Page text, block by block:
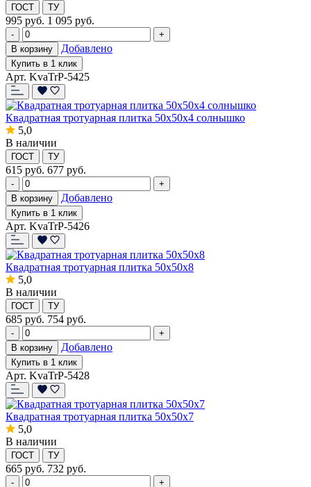
ГОСТ ТУ
995 руб. 1 095 руб.
-
+
В корзину
Добавлено
Купить в 1 клик
Арт. KvaTrP-5425
Квадратная тротуарная плитка 50x50x4 солнышко
5,0
В наличии
ГОСТ ТУ
615 руб. 677 руб.
-
+
В корзину
Добавлено
Купить в 1 клик
Арт. KvaTrP-5426
Квадратная тротуарная плитка 50х50х8
5,0
В наличии
ГОСТ ТУ
685 руб. 754 руб.
-
+
В корзину
Добавлено
Купить в 1 клик
Арт. KvaTrP-5428
Квадратная тротуарная плитка 50х50х7
5,0
В наличии
ГОСТ ТУ
665 руб. 732 руб.
-
+